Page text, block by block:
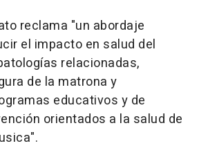
reclama "un abordaje
el impacto en salud del
relacionadas,
de la matrona y
educativos y de
orientados a la salud de